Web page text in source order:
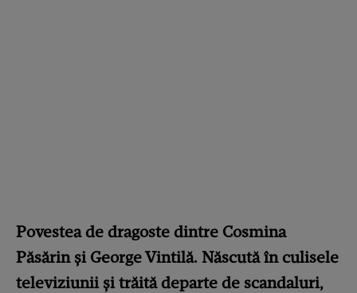
Povestea de dragoste dintre Cosmina
Păsărin și George Vintilă. Născută în culisele
televiziunii și trăită departe de scandaluri,